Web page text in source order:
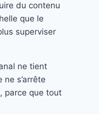
du contenu
que le
superviser
ne tient
s’arrête
parce que tout